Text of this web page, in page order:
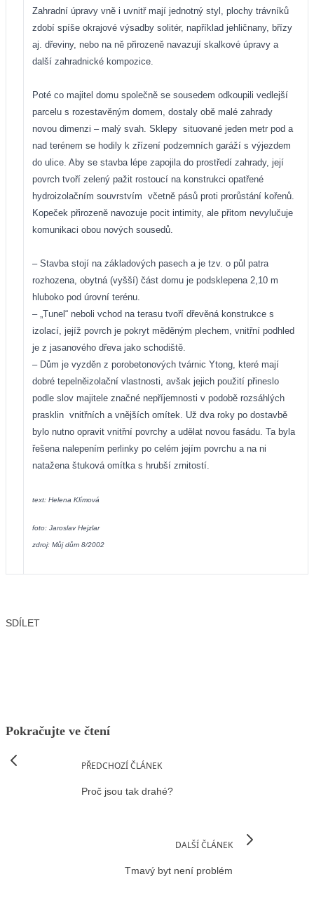
Zahradní úpravy vně i uvnitř mají jednotný styl, plochy trávníků
zdobí spíše okrajové výsadby solitér, například jehličnany, břízy
aj. dřeviny, nebo na ně přirozeně navazují skalkové úpravy a
další zahradnické kompozice.
Poté co majitel domu společně se sousedem odkoupili vedlejší
parcelu s rozestavěným domem, dostaly obě malé zahrady
novou dimenzi – malý svah. Sklepy situované jeden metr pod a
nad terénem se hodily k zřízení podzemních garáží s výjezdem
do ulice. Aby se stavba lépe zapojila do prostředí zahrady, její
povrch tvoří zelený pažit rostoucí na konstrukci opatřené
hydroizolačním souvrstvím včetně pásů proti prorůstání kořenů.
Kopeček přirozeně navozuje pocit intimity, ale přitom nevylučuje
komunikaci obou nových sousedů.
– Stavba stojí na základových pasech a je tzv. o půl patra
rozhozena, obytná (vyšší) část domu je podsklepena 2,10 m
hluboko pod úrovní terénu.
– „Tunel“ neboli vchod na terasu tvoří dřevěná konstrukce s
izolací, jejíž povrch je pokryt měděným plechem, vnitřní podhled
je z jasanového dřeva jako schodiště.
– Dům je vyzděn z porobetonových tvárnic Ytong, které mají
dobré tepelněizolační vlastnosti, avšak jejich použití přineslo
podle slov majitele značné nepříjemnosti v podobě rozsáhlých
prasklin vnitřních a vnějších omítek. Už dva roky po dostavbě
bylo nutno opravit vnitřní povrchy a udělat novou fasádu. Ta byla
řešena nalepením perlinky po celém jejím povrchu a na ni
natažena štuková omítka s hrubší zrnitostí.
text: Helena Klímová
foto: Jaroslav Hejzlar
zdroj: Můj dům 8/2002
SDÍLET
Pokračujte ve čtení
PŘEDCHOZÍ ČLÁNEK
Proč jsou tak drahé?
DALŠÍ ČLÁNEK
Tmavý byt není problém